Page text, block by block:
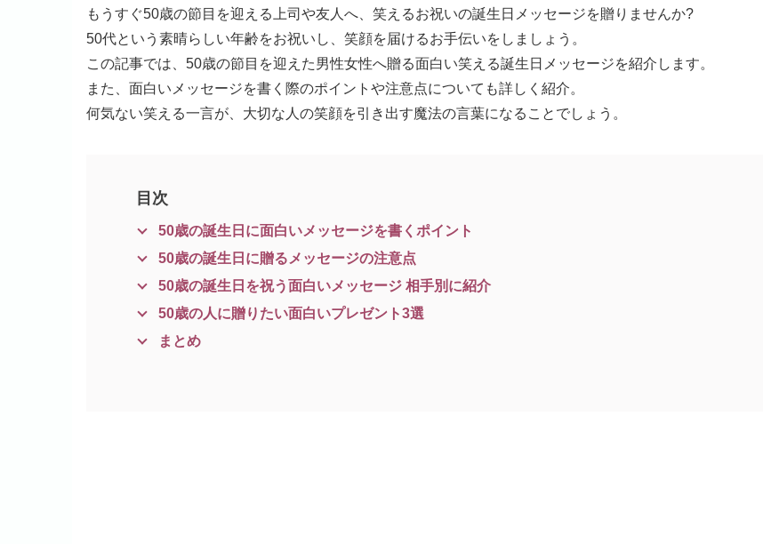
もうすぐ50歳の節目を迎える上司や友人へ、笑えるお祝いの誕生日メッセージを贈りませんか?
50代という素晴らしい年齢をお祝いし、笑顔を届けるお手伝いをしましょう。
この記事では、50歳の節目を迎えた男性女性へ贈る面白い笑える誕生日メッセージを紹介します。
また、面白いメッセージを書く際のポイントや注意点についても詳しく紹介。
何気ない笑える一言が、大切な人の笑顔を引き出す魔法の言葉になることでしょう。
目次
50歳の誕生日に面白いメッセージを書くポイント
50歳の誕生日に贈るメッセージの注意点
50歳の誕生日を祝う面白いメッセージ 相手別に紹介
50歳の人に贈りたい面白いプレゼント3選
まとめ